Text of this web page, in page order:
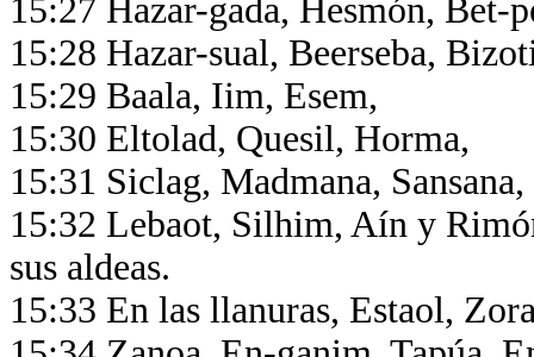
15:27 Hazar-gada, Hesmón, Bet-
15:28 Hazar-sual, Beerseba,
15:29 Baala, Iim, Esem,
15:30 Eltolad, Quesil, Horma,
15:31 Siclag, Madmana, Sansana,
15:32 Lebaot, Silhim, Aín y
sus aldeas.
15:33 En las llanuras, Estaol,